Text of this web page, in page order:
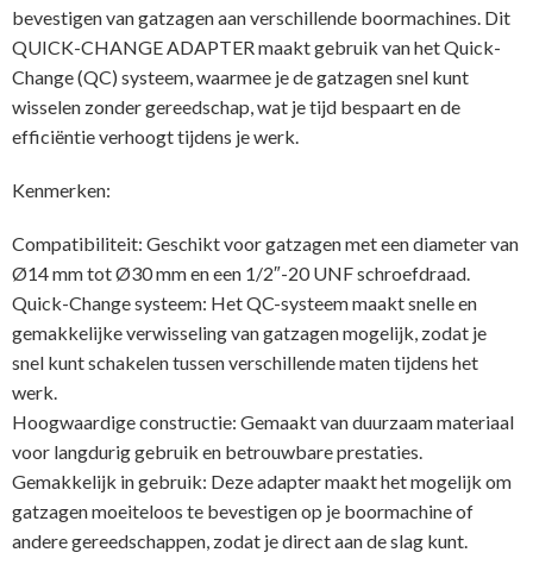
bevestigen van gatzagen aan verschillende boormachines. Dit
QUICK-CHANGE ADAPTER maakt gebruik van het Quick-
Change (QC) systeem, waarmee je de gatzagen snel kunt
wisselen zonder gereedschap, wat je tijd bespaart en de
efficiëntie verhoogt tijdens je werk.
Kenmerken:
Compatibiliteit: Geschikt voor gatzagen met een diameter van
Ø14 mm tot Ø30 mm en een 1/2″-20 UNF schroefdraad.
Quick-Change systeem: Het QC-systeem maakt snelle en
gemakkelijke verwisseling van gatzagen mogelijk, zodat je
snel kunt schakelen tussen verschillende maten tijdens het
werk.
Hoogwaardige constructie: Gemaakt van duurzaam materiaal
voor langdurig gebruik en betrouwbare prestaties.
Gemakkelijk in gebruik: Deze adapter maakt het mogelijk om
gatzagen moeiteloos te bevestigen op je boormachine of
andere gereedschappen, zodat je direct aan de slag kunt.